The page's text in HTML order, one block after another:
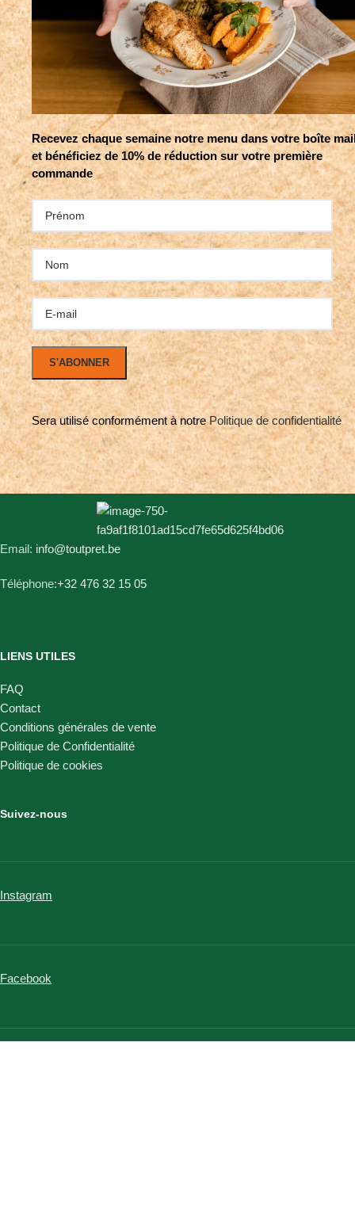
Recevez chaque semaine notre menu dans votre boîte
et bénéficiez de 10% de réduction sur votre première
commande
Sera utilisé conformément à notrePolitique de confidentialité
Email: info@toutpret.be
Téléphone:+32 476 32 15 05
LIENS UTILES
FAQ
Contact
Conditions générales de vente
Politique de Confidentialité
Politique de cookies
Suivez-nous
Instagram
Facebook